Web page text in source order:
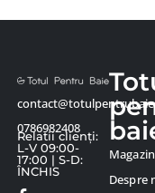
0786982408
Relatii clienți:
L-V 09:00-
17:00 | S-D:
ÎNCHIS
Magazin
Despre